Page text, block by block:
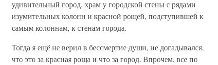
удивительный город, храм у городской стены с рядами
изумительных колонн и красной рощей, подступившей к
самым колоннам, к стенам города.
Тогда я ещё не верил в бессмертие души, не догадывался,
что это за красная роща и что за город. Впрочем, все по